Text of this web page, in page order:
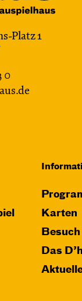
Platz 1
0
Karten
Besuch
Das